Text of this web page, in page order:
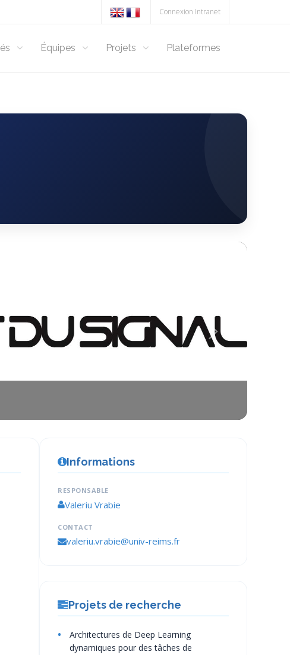
Connexion Intranet
Équipes Projets Plateformes
Informations
RESPONSABLE
Valeriu Vrabie
CONTACT
valeriu.vrabie@univ-reims.fr
Projets de recherche
Architectures de Deep Learning
dynamiques pour des tâches de